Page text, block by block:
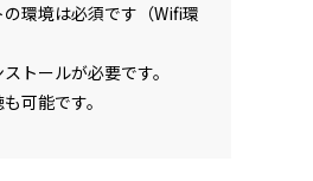
環境は必須です（Wifi環
トールが必要です。
可能です。